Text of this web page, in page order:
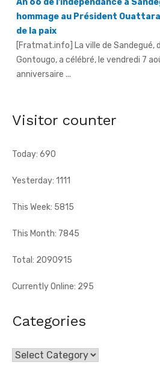
de la paix
[Fratmat.info] La ville de Sandegué,
Gontougo, a célébré, le vendredi 7
anniversaire ...
66e anniversaire de
[Fratmat.info] À l'occasion de la
anniversaire de l'indépendance de la
Visitor counter
Today: 690
Yesterday: 1111
This Week: 5815
This Month: 7845
Total: 2090915
Currently Online: 295
Categories
Categories